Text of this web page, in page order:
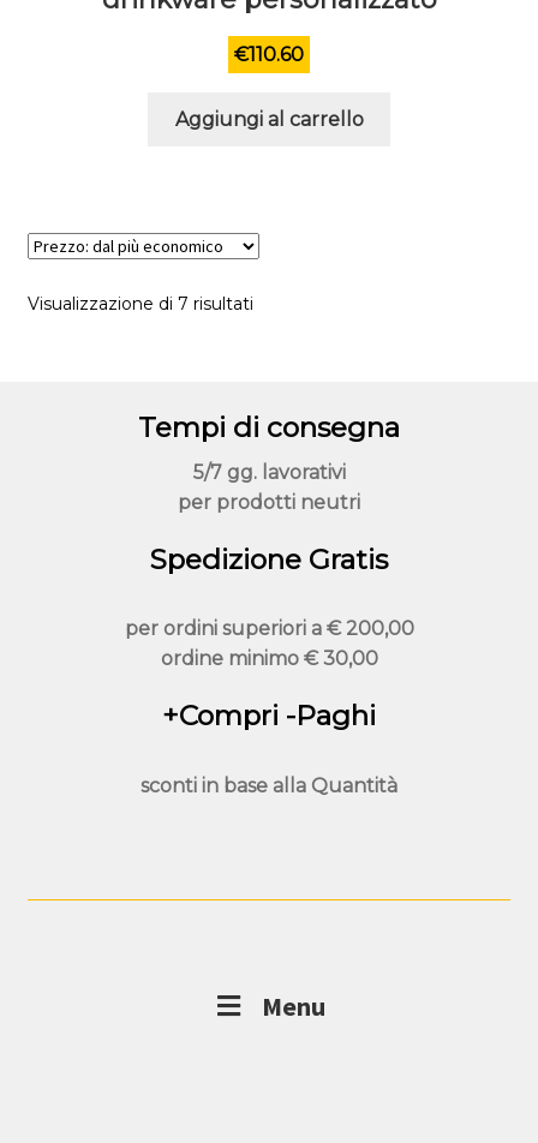
€110.60
Aggiungi al carrello
Visualizzazione di 7 risultati
Tempi di consegna
5/7 gg. lavorativi
per prodotti neutri
Spedizione Gratis
per ordini superiori a € 200,00
ordine minimo€ 30,00
+Compri -Paghi
sconti in base alla Quantità
Menu